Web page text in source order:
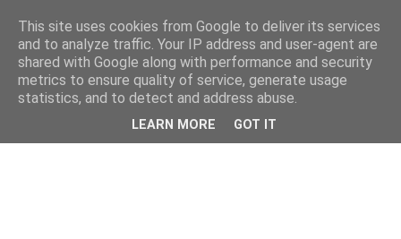
This site uses cookies from Google to deliver its services
and to analyze traffic. Your IP address and user-agent are
shared with Google along with performance and security
metrics to ensure quality of service, generate usage
statistics, and to detect and address abuse.
LEARN MORE GOT IT